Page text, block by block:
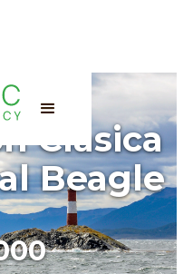
Clásica
Beagle